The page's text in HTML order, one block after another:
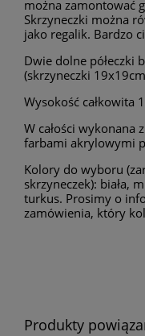
można zamontować
Skrzyneczki można
jako regalik. Bardzo
Dwie dolne półeczki
(skrzyneczki
Wysokość całkowita
W całości wykonana
farbami akrylowymi
Kolory do wyboru
skrzyneczek): biała,
turkus. Prosimy o
zamówienia, który
Produkty